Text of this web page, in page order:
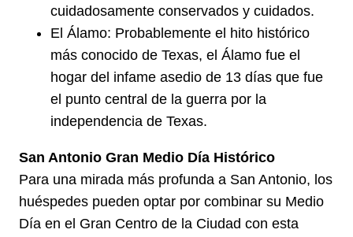
cuidadosamente conservados y cuidados.
El Álamo: Probablemente el hito histórico
más conocido de Texas, el Álamo fue el
hogar del infame asedio de 13 días que fue
el punto central de la guerra por la
independencia de Texas.
San Antonio Gran Medio Día Histórico
Para una mirada más profunda a San Antonio, los
huéspedes pueden optar por combinar su Medio
Día en el Gran Centro de la Ciudad con esta